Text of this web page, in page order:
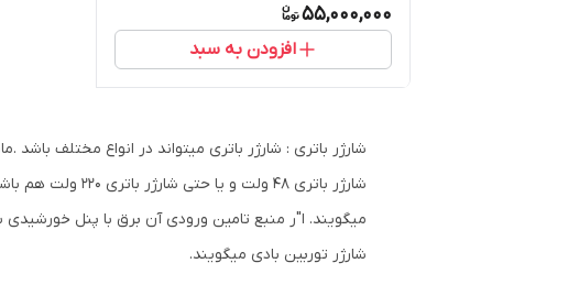
55,000,000
افزودن به سبد
میگویند. ا"ر منبع تامین ورودی آن برق با پنل
شارژر توربین بادی میگویند.